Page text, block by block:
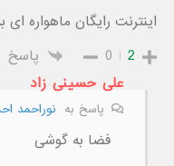
اینترنت رایگان ماهواره
2
0
پاسخ
علی حسینی زاد
پاسخ بهنوراحمد
فضا به گوشی